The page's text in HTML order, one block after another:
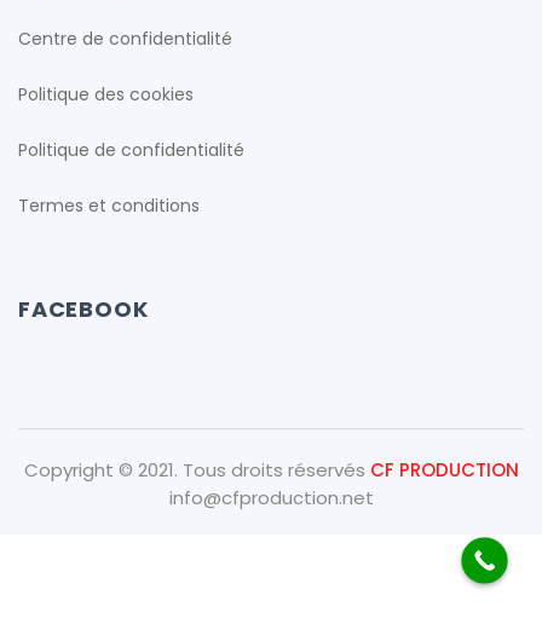
Centre de confidentialité
Politique des cookies
Politique de confidentialité
Termes et conditions
FACEBOOK
Copyright © 2021. Tous droits réservés CF PRODUCTION
info@cfproduction.net